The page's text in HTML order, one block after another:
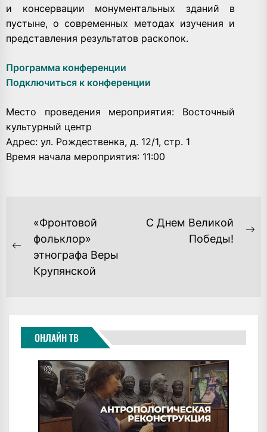
и консервации монументальных зданий в
пустыне, о современных методах изучения и
представления результатов раскопок.
Программа конференции
Подключиться к конференции
Место проведения мероприятия: Восточный
культурный центр
Адрес: ул. Рождественка, д. 12/1, стр. 1
Время начала мероприятия: 11:00
НАВИГАЦИЯ
ПО
ЗАПИСЯМ
Previous
post:
«Фронтовой
фольклор»
этнографа Веры
Крупянской
С Днем Великой
Победы!
ОНЛАЙН ТВ